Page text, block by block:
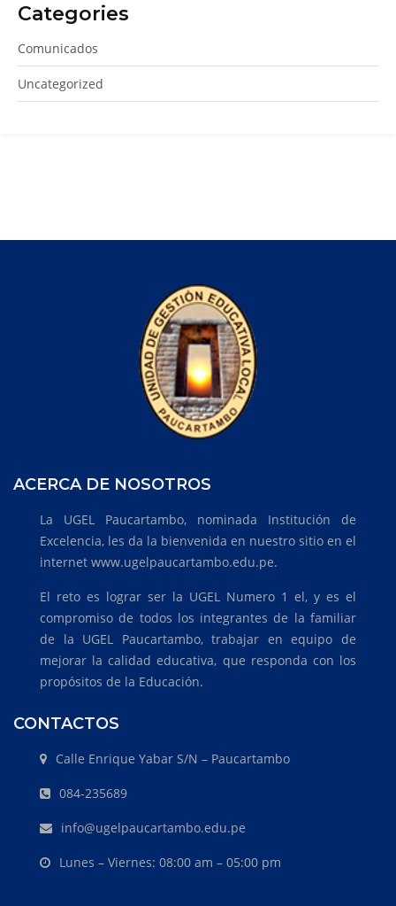
Categories
Comunicados
Uncategorized
ACERCA DE NOSOTROS
La UGEL Paucartambo, nominada Institución de
Excelencia, les da la bienvenida en nuestro sitio en el
internet www.ugelpaucartambo.edu.pe.
El reto es lograr ser la UGEL Numero 1 el, y es el
compromiso de todos los integrantes de la familiar
de la UGEL Paucartambo, trabajar en equipo de
mejorar la calidad educativa, que responda con los
propósitos de la Educación.
CONTACTOS
Calle Enrique Yabar S/N – Paucartambo
084-235689
info@ugelpaucartambo.edu.pe
Lunes – Viernes: 08:00 am – 05:00 pm